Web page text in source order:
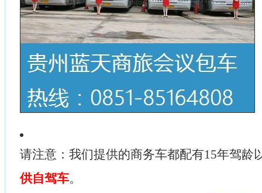
请注意：我们提供的商务车都配有15年驾龄
供自驾车。